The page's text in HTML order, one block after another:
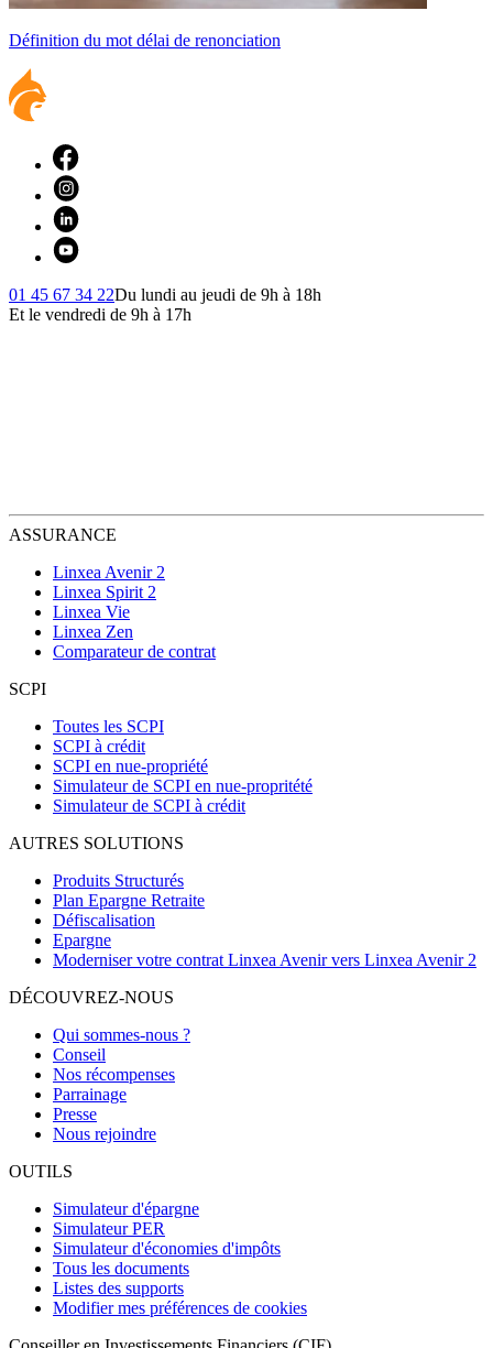
Définition du mot délai de renonciation
01 45 67 34 22Du lundi au jeudi de 9h à 18h
Et le vendredi de 9h à 17h
ASSURANCE
Linxea Avenir 2
Linxea Spirit 2
Linxea Vie
Linxea Zen
Comparateur de contrat
SCPI
Toutes les SCPI
SCPI à crédit
SCPI en nue-propriété
Simulateur de SCPI en nue-propritété
Simulateur de SCPI à crédit
AUTRES SOLUTIONS
Produits Structurés
Plan Epargne Retraite
Défiscalisation
Epargne
Moderniser votre contrat Linxea Avenir vers Linxea Avenir 2
DÉCOUVREZ-NOUS
Qui sommes-nous ?
Conseil
Nos récompenses
Parrainage
Presse
Nous rejoindre
OUTILS
Simulateur d'épargne
Simulateur PER
Simulateur d'économies d'impôts
Tous les documents
Listes des supports
Modifier mes préférences de cookies